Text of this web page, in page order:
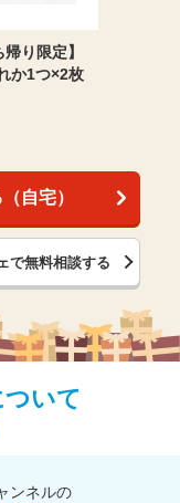
り限定】
か1つ×2枚
自宅）
で無料相談する
いて
ンネルの